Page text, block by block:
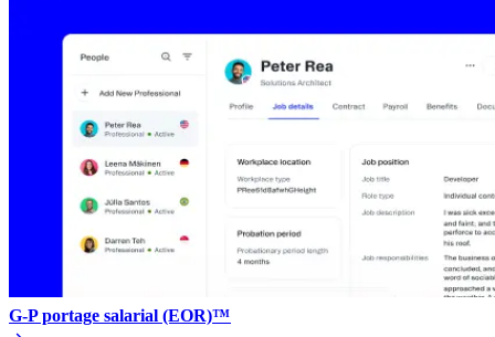
G-P portage salarial (EOR)™​​